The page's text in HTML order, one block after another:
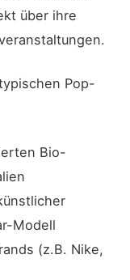
über ihre
Pop-
Bio-
Modell
(z.B. Nike,